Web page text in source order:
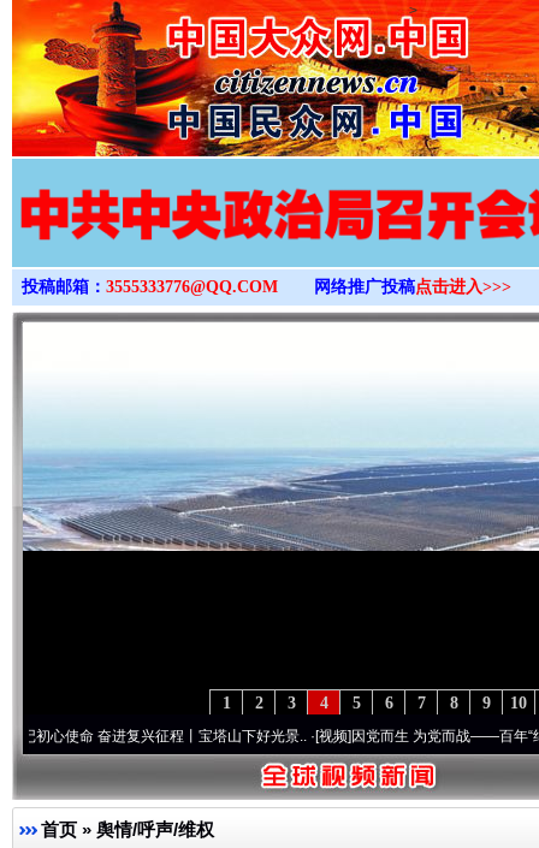
>
投稿邮箱： 3555333776@QQ.COM 网络推广投稿点击进入>>>
10
9
8
7
6
5
4
3
2
1
奋进复兴征程丨宝塔山下好光景..·[视频]因党而生 为党而战——百年“纪”事⑧加强
首页 » 舆情/呼声/维权